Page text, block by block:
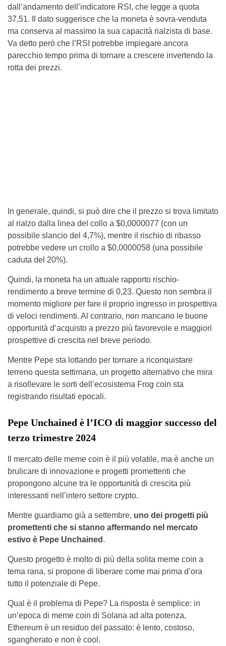
dall’andamento dell’indicatore RSI, che legge a quota
37,51. Il dato suggerisce che la moneta è sovra-venduta
ma conserva al massimo la sua capacità rialzista di base.
Va detto però che l’RSI potrebbe impiegare ancora
parecchio tempo prima di tornare a crescere invertendo la
rotta dei prezzi.
In generale, quindi, si può dire che il prezzo si trova limitato
al rialzo dalla linea del collo a $0,0000077 (con un
possibile slancio del 4,7%), mentre il rischio di ribasso
potrebbe vedere un crollo a $0,0000058 (una possibile
caduta del 20%).
Quindi, la moneta ha un attuale rapporto rischio-
rendimento a breve termine di 0,23. Questo non sembra il
momento migliore per fare il proprio ingresso in prospettiva
di veloci rendimenti. Al contrario, non mancano le buone
opportunità d’acquisto a prezzo più favorevole e maggiori
prospettive di crescita nel breve periodo.
Mentre Pepe sta lottando per tornare a riconquistare
terreno questa settimana, un progetto alternativo che mira
a risollevare le sorti dell’ecosistema Frog coin sta
registrando risultati epocali.
Pepe Unchained è l’ICO di maggior successo del
terzo trimestre 2024
Il mercato delle meme coin è il più volatile, ma è anche un
brulicare di innovazione e progetti promettenti che
propongono alcune tra le opportunità di crescita più
interessanti nell’intero settore crypto.
Mentre guardiamo già a settembre, uno dei progetti più
promettenti che si stanno affermando nel mercato
estivo è Pepe Unchained .
Questo progetto è molto di più della solita meme coin a
tema rana, si propone di liberare come mai prima d’ora
tutto il potenziale di Pepe.
Qual è il problema di Pepe? La risposta è semplice: in
un’epoca di meme coin di Solana ad alta potenza,
Ethereum è un residuo del passato: è lento, costoso,
sgangherato e non è cool.